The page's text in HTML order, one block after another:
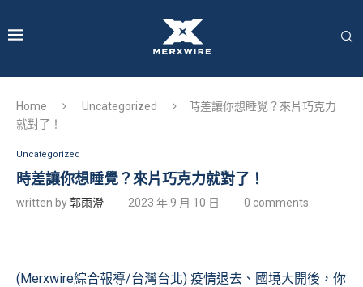
Home Uncategorized
時差讓你想睡覺？來片巧克力
就對了！
Uncategorized
時差讓你想睡覺？來片巧克力就對了！
written by郭雨澄 2023 年 9 月 10 日 0 comments
(Merxwire綜合報導/台灣台北) 疫情退去、國境大開後，你